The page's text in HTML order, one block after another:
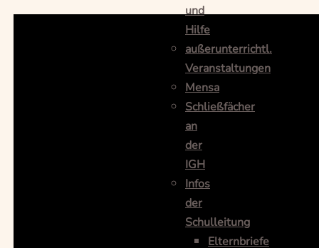
und
Hilfe
außerunterrichtl.
Veranstaltungen
Mensa
Schließfächer
an
der
IGH
Infos
der
Schulleitung
Elternbriefe